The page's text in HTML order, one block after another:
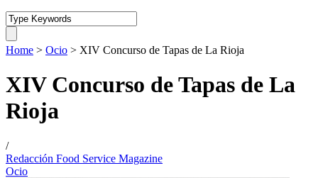
Home > Ocio > XIV Concurso de Tapas de La Rioja
XIV Concurso de Tapas de La
Rioja
/
Redacción Food Service Magazine
Ocio